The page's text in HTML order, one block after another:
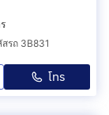
รถ 3B831
โทร